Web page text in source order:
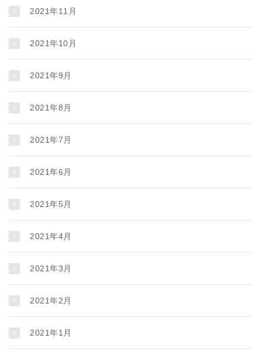
2021年11月
2021年10月
2021年9月
2021年8月
2021年7月
2021年6月
2021年5月
2021年4月
2021年3月
2021年2月
2021年1月